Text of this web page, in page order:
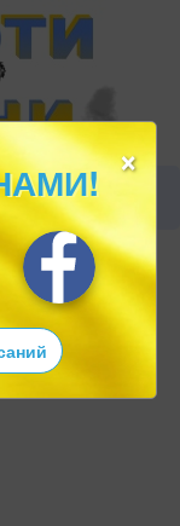
×